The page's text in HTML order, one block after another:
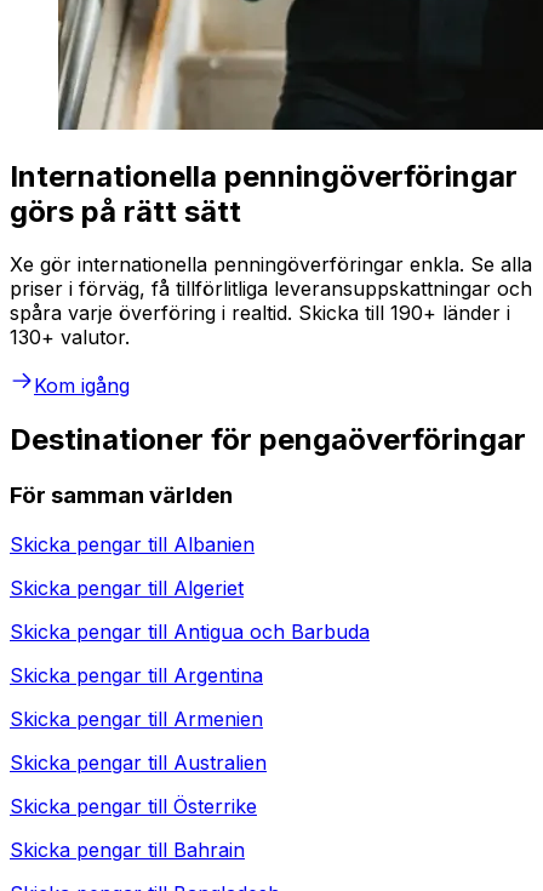
Internationella penningöverföringar
görs på rätt sätt
Xe gör internationella penningöverföringar enkla. Se alla
priser i förväg, få tillförlitliga leveransuppskattningar och
spåra varje överföring i realtid. Skicka till 190+ länder i
130+ valutor.
Kom igång
Destinationer för pengaöverföringar
För samman världen
Skicka pengar till Albanien
Skicka pengar till Algeriet
Skicka pengar till Antigua och Barbuda
Skicka pengar till Argentina
Skicka pengar till Armenien
Skicka pengar till Australien
Skicka pengar till Österrike
Skicka pengar till Bahrain